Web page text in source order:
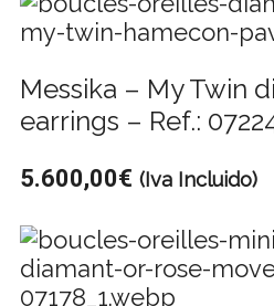
Messika – My Twin
earrings – Ref.:
5.600,00€ (Iva Incluido)